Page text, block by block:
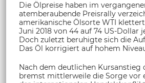
Die Ölpreise haben im
atemberaubende Preisrally
amerikanische Ölsorte WTI
Juni 2018 von 44 auf 74 US-Dollar
Doch zuletzt beruhigte sich die
Das Öl korrigiert auf hohem
Nach dem deutlichen Kursanstieg
bremst mittlerweile die Sorge vor